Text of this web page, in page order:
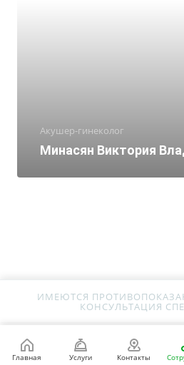
Акушер-гинеколог
Минасян Виктория
ИМЕЮТСЯ
КОНСУЛЬТАЦИЯ
Главная Услуги Контакты